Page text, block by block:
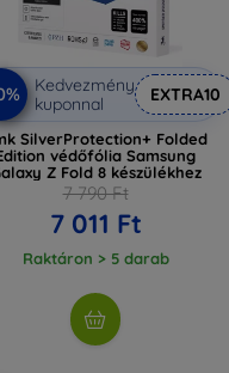
Kedvezmény
kuponnal
EXTRA10
SilverProtection+ Folded
védőfólia Samsung
Z Fold 8 készülékhez
7 790 Ft
7 011 Ft
Raktáron > 5 darab